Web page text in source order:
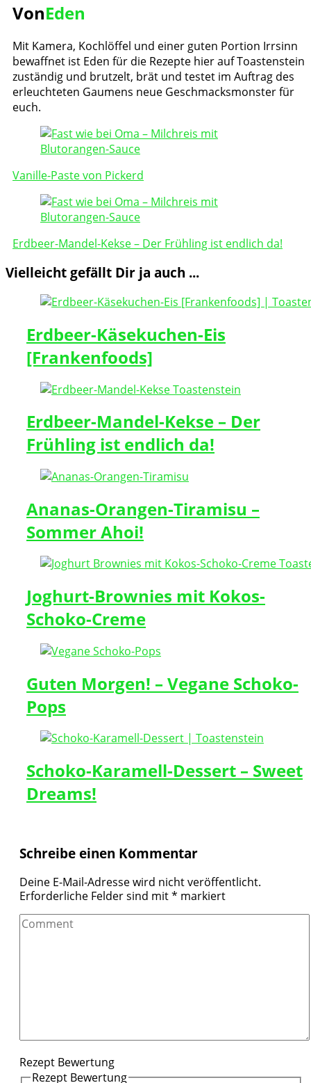
VonEden
Mit Kamera, Kochlöffel und einer guten Portion Irrsinn
bewaffnet ist Eden für die Rezepte hier auf Toastenstein
zuständig und brutzelt, brät und testet im Auftrag des
erleuchteten Gaumens neue Geschmacksmonster für
euch.
Post
Navigation
Vanille-Paste von Pickerd
Erdbeer-Mandel-Kekse – Der Frühling ist endlich da!
Vielleicht gefällt Dir ja auch ...
Erdbeer-Käsekuchen-Eis
[Frankenfoods]
Erdbeer-Mandel-Kekse – Der
Frühling ist endlich da!
Ananas-Orangen-Tiramisu –
Sommer Ahoi!
Joghurt-Brownies mit Kokos-
Schoko-Creme
Guten Morgen! – Vegane Schoko-
Pops
Schoko-Karamell-Dessert – Sweet
Dreams!
Schreibe einen Kommentar
Deine E-Mail-Adresse wird nicht veröffentlicht.
Erforderliche Felder sind mit* markiert
Comment
Rezept Bewertung
Rezept Bewertung